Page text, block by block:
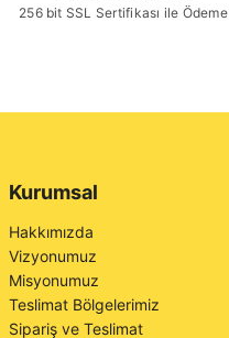
256 bit SSL Sertifikası ile Ödeme
Kurumsal
Hakkımızda
Vizyonumuz
Misyonumuz
Teslimat Bölgelerimiz
Sipariş ve Teslimat